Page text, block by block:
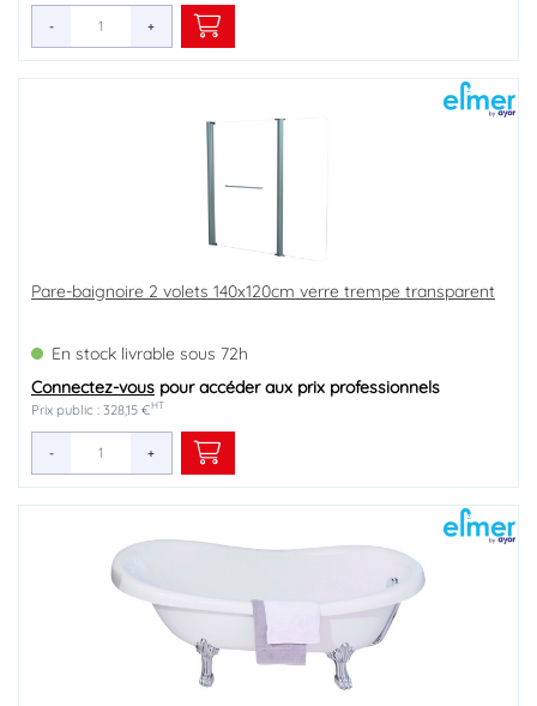
- +
Pare-baignoire 2 volets 140x120cm verre trempe transparent
En stock livrable sous 72h
Connectez-vous pour accéder aux prix professionnels
Prix public : 328,15 €HT
- +